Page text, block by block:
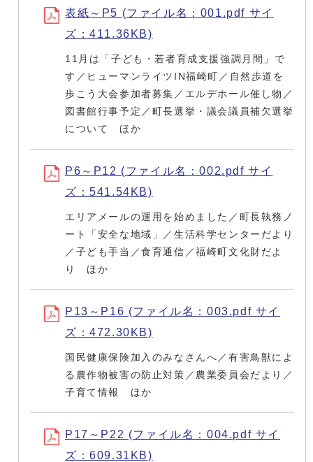
表紙～P5 (ファイル名：001.pdf サイ
ズ：411.36KB)
11月は「子ども・若者育成支援強調月間」で
す／ヒューマンライツIN福崎町／自然歩道を
歩こう大会参加者募集／エルデホール催し物／
図書館行事予定／町長選挙・議会議員補欠選挙
について ほか
P6～P12 (ファイル名：002.pdf サイ
ズ：541.54KB)
エリアメールの運用を始めました／町長執務ノ
ート「安全な地域」／生活科学センターだより
／子ども手当／食育通信／福崎町文化財だよ
り ほか
P13～P16 (ファイル名：003.pdf サイ
ズ：472.30KB)
国民健康保険加入のみなさんへ／有害鳥獣によ
る農作物被害の防止対策／農業委員会だより／
子育て情報 ほか
P17～P22 (ファイル名：004.pdf サイ
ズ：609.31KB)